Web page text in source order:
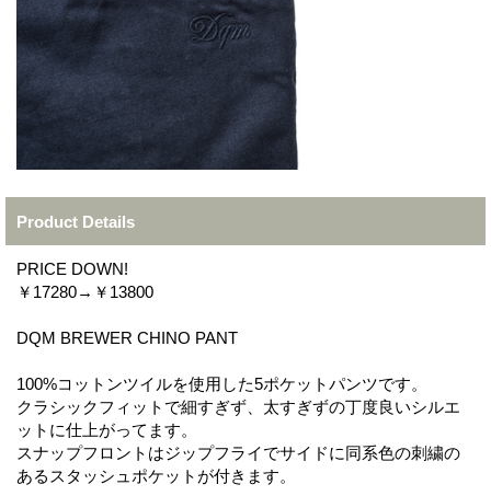
Product Details
PRICE DOWN!
￥17280→￥13800
DQM BREWER CHINO PANT
100%コットンツイルを使用した5ポケットパンツです。
クラシックフィットで細すぎず、太すぎずの丁度良いシルエ
ットに仕上がってます。
スナップフロントはジップフライでサイドに同系色の刺繍の
あるスタッシュポケットが付きます。